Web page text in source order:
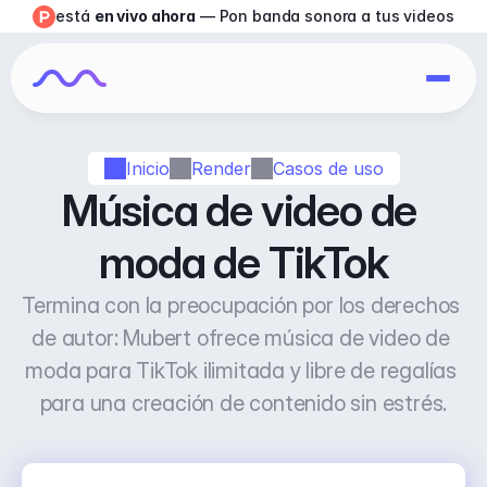
Inicio Render Casos de uso
Música de video de
moda de TikTok
Termina con la preocupación por los derechos
de autor: Mubert ofrece música de video de
moda para TikTok ilimitada y libre de regalías
para una creación de contenido sin estrés.
está en vivo ahora — Pon banda sonora a tus videos